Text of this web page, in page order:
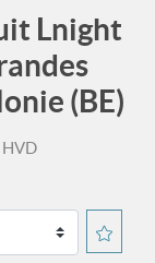
Lnight
(BE)
HVD